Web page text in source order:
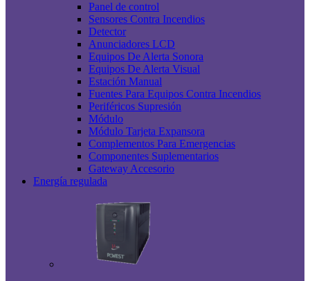
Panel de control
Sensores Contra Incendios
Detector
Anunciadores LCD
Equipos De Alerta Sonora
Equipos De Alerta Visual
Estación Manual
Fuentes Para Equipos Contra Incendios
Periféricos Supresión
Módulo
Módulo Tarjeta Expansora
Complementos Para Emergencias
Componentes Suplementarios
Gateway Accesorio
Energía regulada